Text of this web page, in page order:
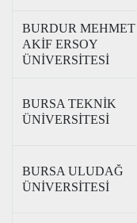
BURDUR MEHMET
AKİF ERSOY
ÜNİVERSİTESİ
BURSA TEKNİK
ÜNİVERSİTESİ
BURSA ULUDAĞ
ÜNİVERSİTESİ